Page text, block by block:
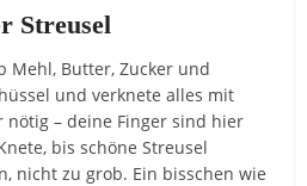
Streusel
Mehl, Butter, Zucker und
und verknete alles mit
nötig – deine Finger sind hier
bis schöne Streusel
nicht zu grob. Ein bisschen wie